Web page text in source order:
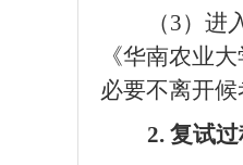
（3）进
《华南农业
必要不离开候
2. 复试